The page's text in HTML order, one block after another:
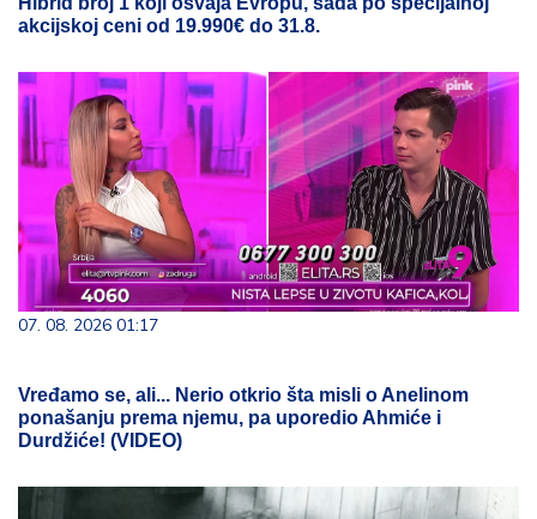
akcijskoj ceni od 19.990€ do 31.8.
07. 08. 2026 01:17
Vređamo se, ali... Nerio otkrio šta misli o Anelinom
ponašanju prema njemu, pa uporedio Ahmiće i
Durdžiće! (VIDEO)